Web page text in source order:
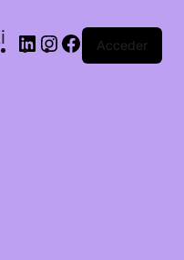
Acceder